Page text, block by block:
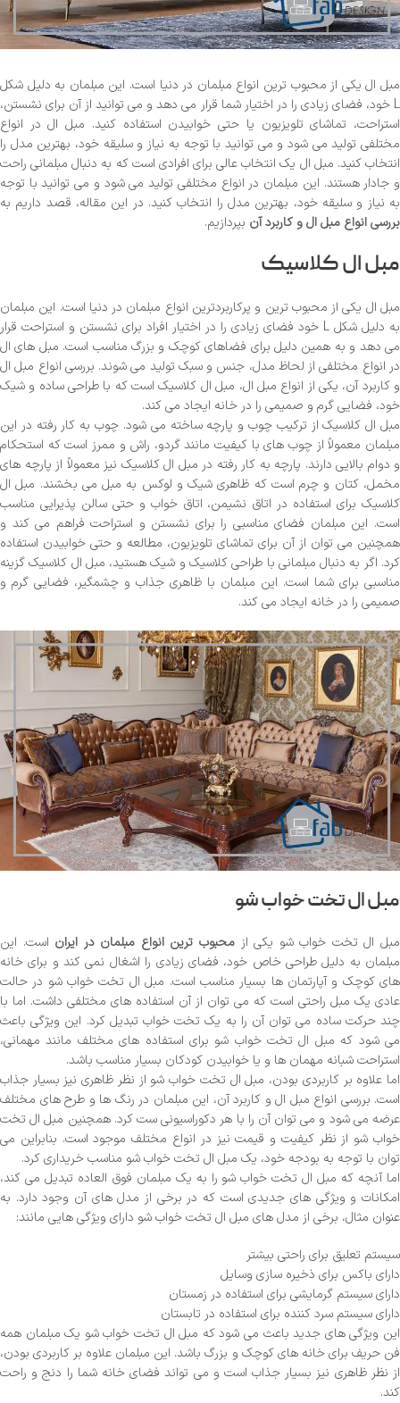
مبل ال یکی از محبوب ‌ترین انواع مبلمان در دنیا است. این مبلمان به دلیل شکل
L خود، فضای زیادی را در اختیار شما قرار می ‌دهد و می ‌توانید از آن برای نشستن،
استراحت، تماشای تلویزیون یا حتی خوابیدن استفاده کنید. مبل ال در انواع
مختلفی تولید می ‌شود و می ‌توانید با توجه به نیاز و سلیقه خود، بهترین مدل را
انتخاب کنید. مبل ال یک انتخاب عالی برای افرادی است که به دنبال مبلمانی راحت
و جادار هستند. این مبلمان در انواع مختلفی تولید می ‌شود و می‌ توانید با توجه
به نیاز و سلیقه خود، بهترین مدل را انتخاب کنید. در این مقاله، قصد داریم به
بررسی انواع مبل ال و کاربرد آن بپردازیم.
مبل ال کلاسیک
مبل ال یکی از محبوب ‌ترین و پرکاربردترین انواع مبلمان در دنیا است. این مبلمان
به دلیل شکل L خود فضای زیادی را در اختیار افراد برای نشستن و استراحت قرار
می ‌دهد و به همین دلیل برای فضاهای کوچک و بزرگ مناسب است. مبل ‌های ال
در انواع مختلفی از لحاظ مدل، جنس و سبک تولید می‌ شوند. بررسی انواع مبل ال
و کاربرد آن، یکی از انواع مبل ال، مبل ال کلاسیک است که با طراحی ساده و شیک
خود، فضایی گرم و صمیمی را در خانه ایجاد می ‌کند.
مبل ال کلاسیک از ترکیب چوب و پارچه ساخته می ‌شود. چوب به کار رفته در این
مبلمان معمولاً از چوب‌ های با کیفیت مانند گردو، راش و ممرز است که استحکام
و دوام بالایی دارند. پارچه به کار رفته در مبل ال کلاسیک نیز معمولاً از پارچه‌ های
مخمل، کتان و چرم است که ظاهری شیک و لوکس به مبل می‌ بخشند. مبل ال
کلاسیک برای استفاده در اتاق نشیمن، اتاق خواب و حتی سالن پذیرایی مناسب
است. این مبلمان فضای مناسبی را برای نشستن و استراحت فراهم می ‌کند و
همچنین می‌ توان از آن برای تماشای تلویزیون، مطالعه و حتی خوابیدن استفاده
کرد. اگر به دنبال مبلمانی با طراحی کلاسیک و شیک هستید، مبل ال کلاسیک گزینه
مناسبی برای شما است. این مبلمان با ظاهری جذاب و چشمگیر، فضایی گرم و
صمیمی را در خانه ایجاد می ‌کند.
مبل ال تخت خواب شو
مبل ال تخت خواب شو یکی از محبوب ترین انواع مبلمان در ایران است. این
مبلمان به دلیل طراحی خاص خود، فضای زیادی را اشغال نمی کند و برای خانه
های کوچک و آپارتمان ها بسیار مناسب است. مبل ال تخت خواب شو در حالت
عادی یک مبل راحتی است که می توان از آن استفاده های مختلفی داشت. اما با
چند حرکت ساده می توان آن را به یک تخت خواب تبدیل کرد. این ویژگی باعث
می شود که مبل ال تخت خواب شو برای استفاده های مختلف مانند مهمانی،
استراحت شبانه مهمان ها و یا خوابیدن کودکان بسیار مناسب باشد.
اما علاوه بر کاربردی بودن، مبل ال تخت خواب شو از نظر ظاهری نیز بسیار جذاب
است. بررسی انواع مبل ال و کاربرد آن، این مبلمان در رنگ ها و طرح های مختلف
عرضه می شود و می توان آن را با هر دکوراسیونی ست کرد. همچنین مبل ال تخت
خواب شو از نظر کیفیت و قیمت نیز در انواع مختلف موجود است. بنابراین می
توان با توجه به بودجه خود، یک مبل ال تخت خواب شو مناسب خریداری کرد.
اما آنچه که مبل ال تخت خواب شو را به یک مبلمان فوق العاده تبدیل می کند،
امکانات و ویژگی های جدیدی است که در برخی از مدل های آن وجود دارد. به
عنوان مثال، برخی از مدل های مبل ال تخت خواب شو دارای ویژگی هایی مانند:
سیستم تعلیق برای راحتی بیشتر
دارای باکس برای ذخیره سازی وسایل
دارای سیستم گرمایشی برای استفاده در زمستان
دارای سیستم سرد کننده برای استفاده در تابستان
این ویژگی های جدید باعث می شود که مبل ال تخت خواب شو یک مبلمان همه
فن حریف برای خانه های کوچک و بزرگ باشد. این مبلمان علاوه بر کاربردی بودن،
از نظر ظاهری نیز بسیار جذاب است و می تواند فضای خانه شما را دنج و راحت
کند.